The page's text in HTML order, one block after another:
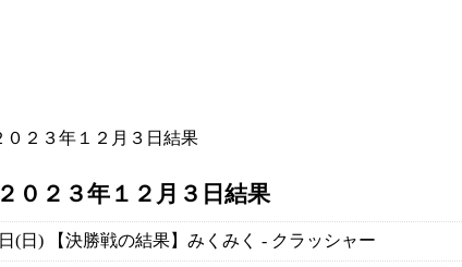
０２３年１２月３日結果
０２３年１２月３日結果
日(日) 【決勝戦の結果】みくみく - クラッシャー